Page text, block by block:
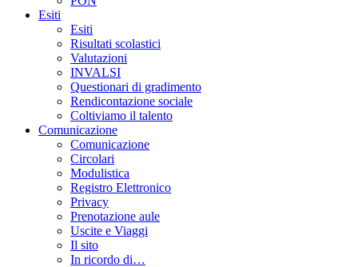
Esiti
Esiti
Risultati scolastici
Valutazioni
INVALSI
Questionari di gradimento
Rendicontazione sociale
Coltiviamo il talento
Comunicazione
Comunicazione
Circolari
Modulistica
Registro Elettronico
Privacy
Prenotazione aule
Uscite e Viaggi
Il sito
In ricordo di…